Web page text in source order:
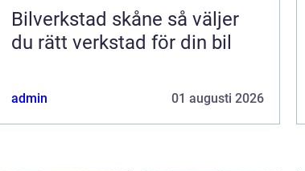
Bilverkstad skåne så väljer
du rätt verkstad för din bil
admin 01 augusti 2026